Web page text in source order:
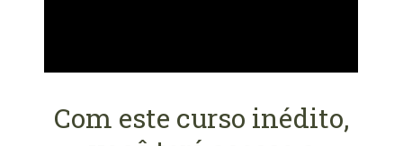
Com este curso inédito,